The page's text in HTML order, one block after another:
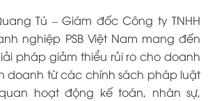
Tú – Giám đốc Công ty TNHH
nghiệp PSB Việt Nam mang đến
pháp giảm thiểu rủi ro cho doanh
doanh từ các chính sách pháp luật
hoạt động kế toán, nhân sự,